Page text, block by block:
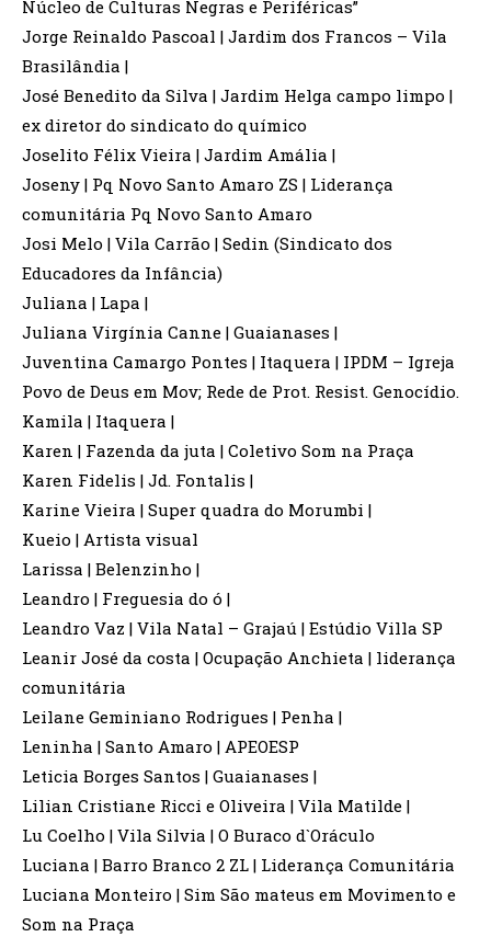
Núcleo de Culturas Negras e Periféricas”
Jorge Reinaldo Pascoal | Jardim dos Francos – Vila
Brasilândia |
José Benedito da Silva | Jardim Helga campo limpo |
ex diretor do sindicato do químico
Joselito Félix Vieira | Jardim Amália |
Joseny | Pq Novo Santo Amaro ZS | Liderança
comunitária Pq Novo Santo Amaro
Josi Melo | Vila Carrão | Sedin (Sindicato dos
Educadores da Infância)
Juliana | Lapa |
Juliana Virgínia Canne | Guaianases |
Juventina Camargo Pontes | Itaquera | IPDM – Igreja
Povo de Deus em Mov; Rede de Prot. Resist. Genocídio.
Kamila | Itaquera |
Karen | Fazenda da juta | Coletivo Som na Praça
Karen Fidelis | Jd. Fontalis |
Karine Vieira | Super quadra do Morumbi |
Kueio | Artista visual
Larissa | Belenzinho |
Leandro | Freguesia do ó |
Leandro Vaz | Vila Natal – Grajaú | Estúdio Villa SP
Leanir José da costa | Ocupação Anchieta | liderança
comunitária
Leilane Geminiano Rodrigues | Penha |
Leninha | Santo Amaro | APEOESP
Leticia Borges Santos | Guaianases |
Lilian Cristiane Ricci e Oliveira | Vila Matilde |
Lu Coelho | Vila Silvia | O Buraco d`Oráculo
Luciana | Barro Branco 2 ZL | Liderança Comunitária
Luciana Monteiro | Sim São mateus em Movimento e
Som na Praça